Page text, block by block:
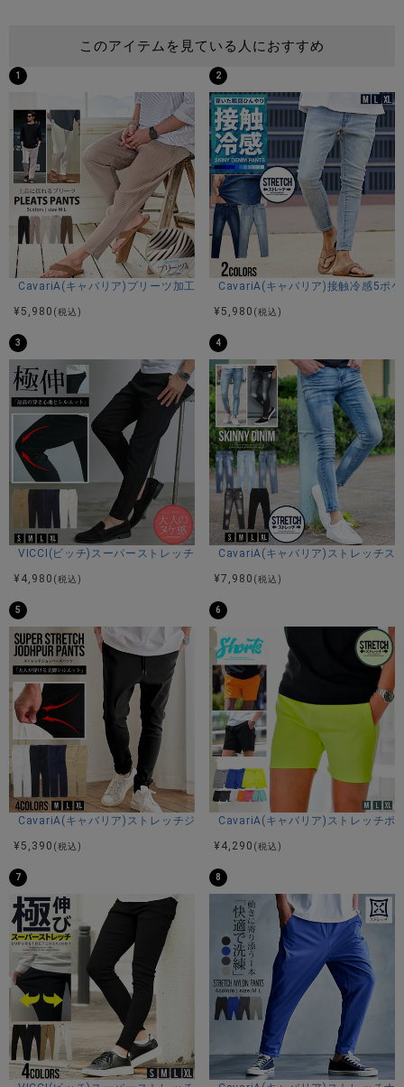
普段着用サイズ：M～L
Lサイズ着用
スタッフC(173cm/60kg)
体型：細身
普段着用サイズ：M
Mサイズ着用
商品説明
BITTER STORE(ビターストア)にLUXE/R【ラグジュ】ストレ
伸縮性のある布帛素材を使用したテーパードシルエットのイ
ージーパンツ。
フロント、バックにロゴプリントを施し、両サイドに同色の
メッシュ素材とファスナーポケット、さらに止水ポケットを
配置。
ナイロンと綿を織り交ぜた生地なので、通気性もよく撥水機
能も兼ね備えた1着。
サイズはMからXLまで3サイズなので、タイトめな着用もゆっ
たりめの着用もお好みでお選びいただけます。
ウエストはゴムにドローコードを通したイージー仕様でサイ
ズ調整可能。
裾ジップやベルトループも完備しているのでゴルフウェアに
もオススメ。
たりのアイテムです。
同素材のトレーナーやパーカーと合わせてセットアップでの
着用もできます。
【LUXE/R ラグジュ】
SPORTS STYLE(スポーツスタイル)とURBAN STYLE(アーバ
ンスタイル)をミックスさせ、ボディラインを美しく強調する
フィッティングを表現。
ラフで動きやすく機能性にも優れたアイテムに『ラグジュア
リー』をプラスすることで活動的でありながら、リッチで洗
練された大人のこなれ感を演出。
そんな大人のスポーツ＆ラグジュアリーなスタイルを提案す
るブランドです。
※モデル画像は照明などの影響により実際の商品と異なる場合
がございます。
サイズ(cm)
44(M)：着丈95股上29股下67ウエスト38(最大＋4cm程度)ヒ
ップ48わたり(もも幅)26膝幅17裾幅11
46(L)：着丈97股上30股下67ウエスト42(最大＋4cm程度)ヒ
ップ50わたり(もも幅)27膝幅18裾幅12
48(XL)：着丈98股上30股下68ウエスト43(最大＋4cm程度)
このアイテムを見ている人におすすめ
1
CavariA(キャバリア)プリーツ加工イージーロングパンツ/全5色
¥ 5,980 (税込)
2
CavariA(キャバリア)接触冷感5ポ
¥ 5,980 (税込)
3
VICCI(ビッチ)スーパーストレッチスリムテーパードアンクルパンツ/全4色
¥ 4,980 (税込)
4
CavariA(キャバリア)ストレッチス
¥7,980 (税込)
5
CavariA(キャバリア)ストレッチジョッパーパンツ/全4色
¥ 5,390 (税込)
6
CavariA(キャバリア)ストレッチポ
¥ 4,290 (税込)
7 8